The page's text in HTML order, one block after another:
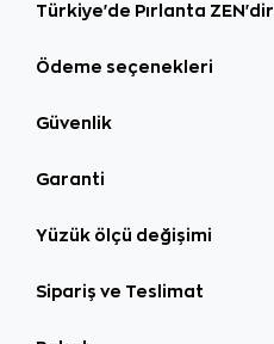
Türkiye'de Pırlanta ZEN'dir
Ödeme seçenekleri
Güvenlik
Garanti
Yüzük ölçü değişimi
Sipariş ve Teslimat